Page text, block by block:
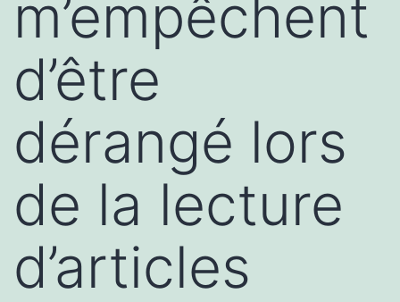
m’empêchent
d’être
dérangé lors
de la lecture
d’articles